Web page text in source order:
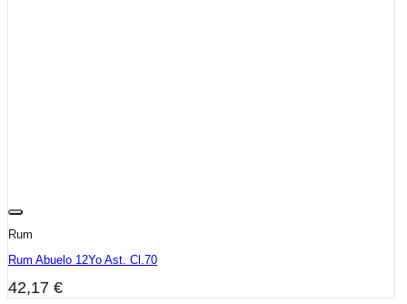
Rum
Rum Abuelo 12Yo Ast. Cl.70
42,17 €